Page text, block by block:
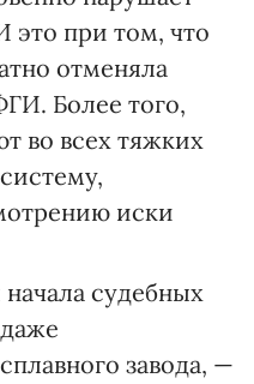
это при том, что
отменяла
Более того,
во всех тяжких
иски
судебных
завода, —